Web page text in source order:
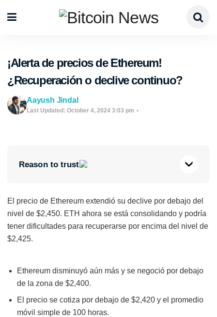
¡Alerta de precios de Ethereum!
¿Recuperación o declive continuo?
Aayush Jindal
Last Updated: October 4, 2024 3:03 pm
Reason to trust
El precio de Ethereum extendió su declive por debajo del
nivel de $2,450. ETH ahora se está consolidando y podría
tener dificultades para recuperarse por encima del nivel de
$2,425.
Ethereum disminuyó aún más y se negoció por debajo
de la zona de $2,400.
El precio se cotiza por debajo de $2,420 y el promedio
móvil simple de 100 horas.